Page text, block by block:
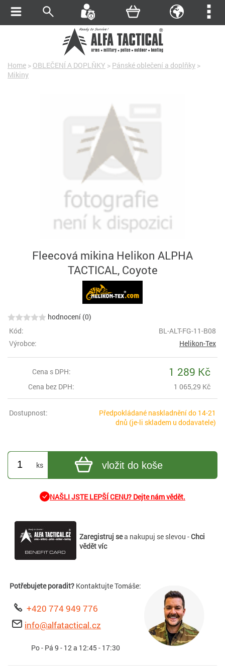
Home > OBLEČENÍ A DOPLŇKY > Pánské oblečení a doplňky >
Mikiny
Fleecová mikina Helikon ALPHA
TACTICAL, Coyote
hodnocení (0)
Kód:
BL-ALT-FG-11-B08
Výrobce:
Helikon-Tex
Cena s DPH: 1 289 Kč
Cena bez DPH: 1 065,29 Kč
Dostupnost:
Předpokládané naskladnění do 14-21
dnů (je-li skladem u dodavatele)
ks vložit do koše
NAŠLI JSTE LEPŠÍ CENU? Dejte nám vědět.
Zaregistruj sea nakupuj se slevou -Chci
vědět víc
Potřebujete poradit? Kontaktujte Tomáše:
+420 774 949 776
info@alfatactical.cz
Po - Pá 9 - 12 a 12:45 - 17:30